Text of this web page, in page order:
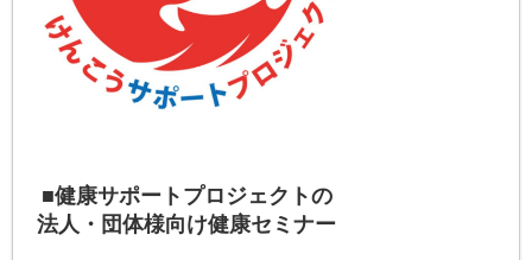
■健康サポートプロジェクトの
法人・団体様向け健康セミナー